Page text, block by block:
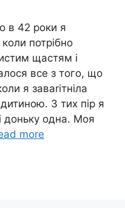
в 42 роки я
потрібно
щастям і
все з того, що
я заваrітніла
З тих пір я
доньку одна. Моя
more